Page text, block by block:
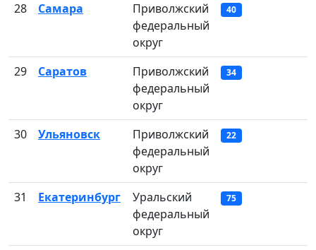
28 Самара
Приволжский
федеральный
округ
40
29 Саратов
Приволжский
федеральный
округ
34
30 Ульяновск
Приволжский
федеральный
округ
22
31 Екатеринбург
Уральский
федеральный
округ
75